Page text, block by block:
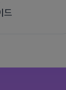
드